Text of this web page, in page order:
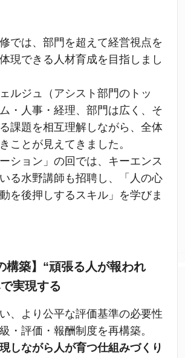
では、部門を超えて経営視点を
現できる人材育成を目指しまし
ルジュ（アシスト部門のトッ
・人事・経理、部門は広く、そ
課題を相互理解しながら、全体
ことが見えてきました。
ション」の回では、キーエンス
る水野講師も招聘し、「人の心
を後押しするスキル」を学びま
構築】“頑張る人が報われ
実現する
、より公平な評価基準の必要性
・評価・報酬制度を再構築。
しながら人が育つ仕組みづくり